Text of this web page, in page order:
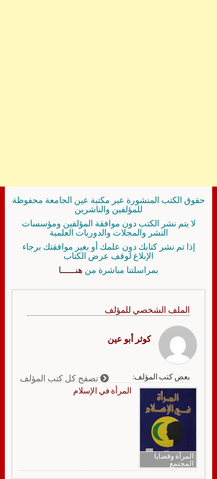
حقوق الكتب المنشورة عبر مكتبة عين الجامعة محفوظة
للمؤلفين والناشرين
لا يتم نشر الكتب دون موافقة المؤلفين ومؤسسات
النشر والمجلات والدوريات العلمية
إذا تم نشر كتابك دون علمك أو بغير موافقتك برجاء
الإبلاغ لوقف عرض الكتاب
بمراسلتنا مباشرة من هنــــــا
الملف الشخصي للمؤلف
كوثر أبو عين
بعض كتب المؤلف: تصفح كل كتب المؤلف
المرأة وقضايا
المجتمع
المرأة في الإسلام